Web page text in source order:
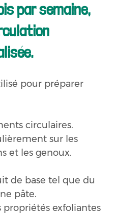
par semaine,
pour préparer
circulaires.
sur les
et les genoux.
de base tel que du
pâte.
exfoliantes